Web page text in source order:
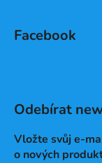
Facebook
Odebírat
Vložte svůj e-
o nových